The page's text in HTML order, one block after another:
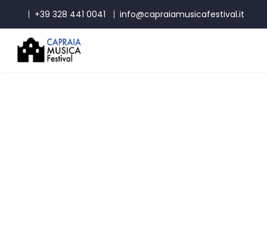
+39 328 441 0041 info@capraiamusicafestival.it